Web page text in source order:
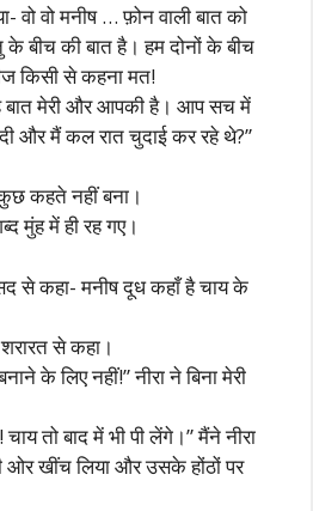
वो वो मनीष … फ़ोन वाली बात को
की बात है। हम दोनों के बीच
किसी से कहना मत!
बात मेरी और आपकी है। आप सच में
और मैं कल रात चुदाई कर रहे थे?”
कहते नहीं बना।
मुंह में ही रह गए।
से कहा- मनीष दूध कहाँ है चाय के
से कहा।
के लिए नहीं!” नीरा ने बिना मेरी
तो बाद में भी पी लेंगे।” मैंने नीरा
खींच लिया और उसके होंठों पर